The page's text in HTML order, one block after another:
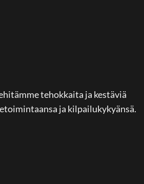
tehokkaita ja kestäviä
ja kilpailukykyänsä.